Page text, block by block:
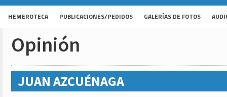
HEMEROTECA PUBLICACIONES/PEDIDOS GALERÍAS DE FOTOS
Opinión
JUAN AZCUÉNAGA